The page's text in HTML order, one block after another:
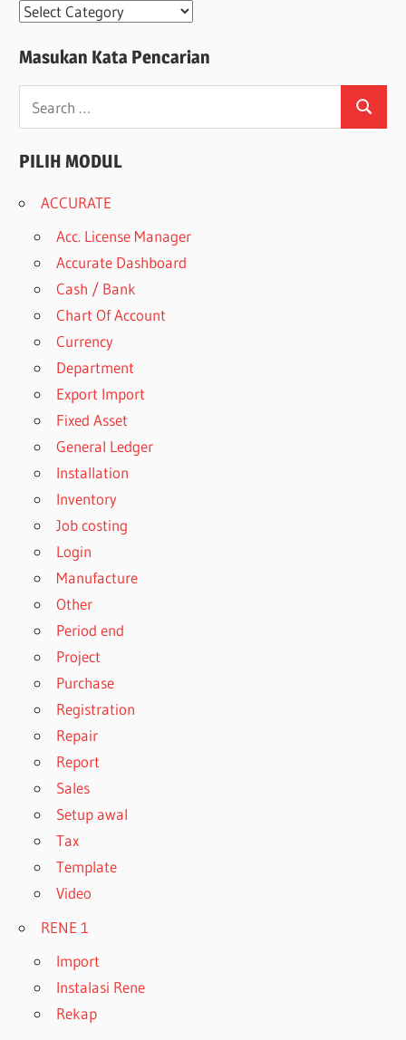
Modul
Masukan Kata Pencarian
for:
Search
PILIH MODUL
ACCURATE
Acc. License Manager
Accurate Dashboard
Cash / Bank
Chart Of Account
Currency
Department
Export Import
Fixed Asset
General Ledger
Installation
Inventory
Job costing
Login
Manufacture
Other
Period end
Project
Purchase
Registration
Repair
Report
Sales
Setup awal
Tax
Template
Video
RENE 1
Import
Instalasi Rene
Rekap